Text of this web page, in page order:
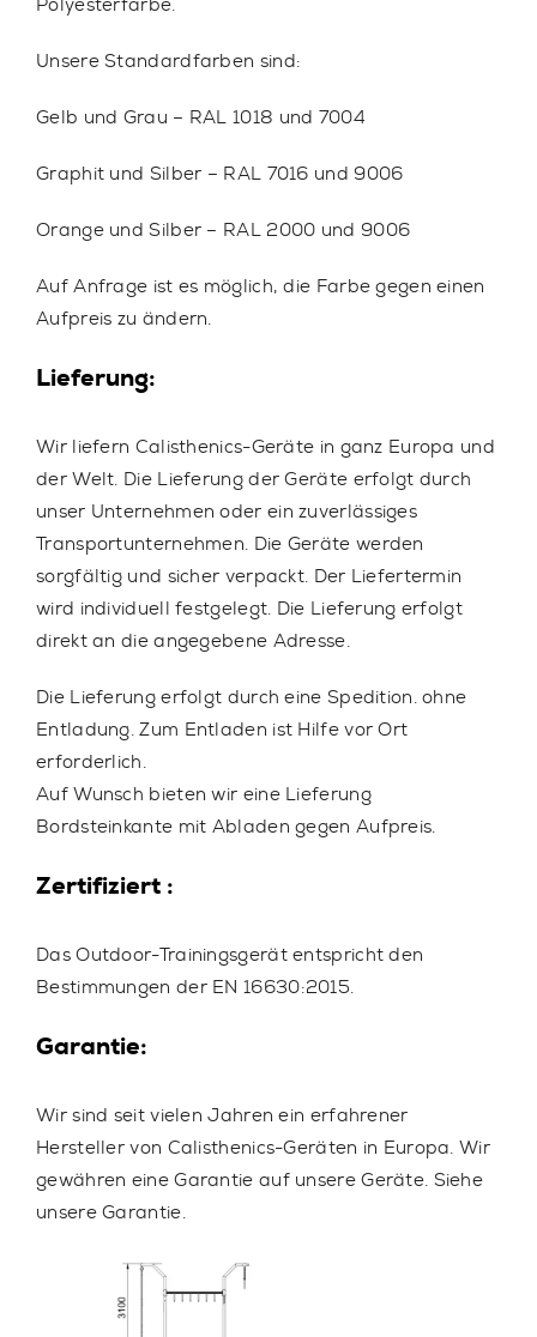
Unsere Standardfarben sind:
Gelb und Grau – RAL 1018 und 7004
Graphit und Silber – RAL 7016 und 9006
Orange und Silber – RAL 2000 und 9006
Auf Anfrage ist es möglich, die Farbe gegen einen
Aufpreis zu ändern.
Lieferung:
Wir liefern Calisthenics-Geräte in ganz Europa und
der Welt. Die Lieferung der Geräte erfolgt durch
unser Unternehmen oder ein zuverlässiges
Transportunternehmen. Die Geräte werden
sorgfältig und sicher verpackt. Der Liefertermin
wird individuell festgelegt. Die Lieferung erfolgt
direkt an die angegebene Adresse.
Die Lieferung erfolgt durch eine Spedition. ohne
Entladung. Zum Entladen ist Hilfe vor Ort
erforderlich.
Auf Wunsch bieten wir eine Lieferung
Bordsteinkante mit Abladen gegen Aufpreis.
Zertifiziert :
Das Outdoor-Trainingsgerät entspricht den
Bestimmungen der EN 16630:2015.
Garantie:
Wir sind seit vielen Jahren ein erfahrener
Hersteller von Calisthenics-Geräten in Europa. Wir
gewähren eine Garantie auf unsere Geräte. Siehe
unsere Garantie.